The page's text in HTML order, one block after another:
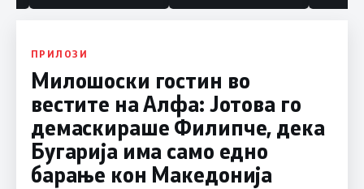
ПРИЛОЗИ
Милошоски гостин во
вестите на Алфа: Јотова го
демаскираше Филипче, дека
Бугарија има само едно
барање кон Македонија